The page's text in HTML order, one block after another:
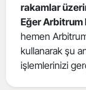
rakamlar
Eğer Arbitrum
hemen
kullanarak şu
işlemlerinizi